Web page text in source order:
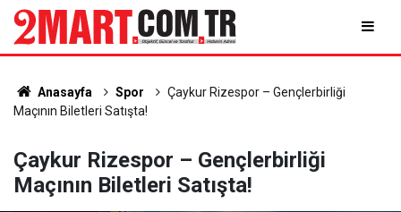
Anasayfa Spor
Çaykur Rizespor – Gençlerbirliği
Maçının Biletleri Satışta!
Çaykur Rizespor – Gençlerbirliği
Maçının Biletleri Satışta!